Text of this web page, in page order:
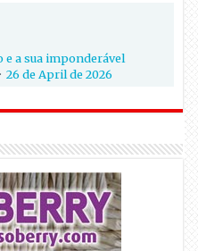
a sua imponderável
·26 de April de 2026